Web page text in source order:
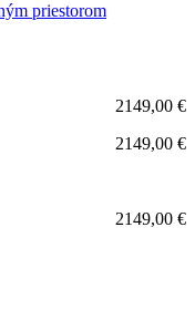
priestorom
2149,00 €
2149,00 €
2149,00 €